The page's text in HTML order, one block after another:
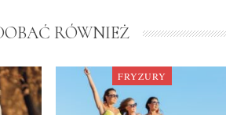
RÓWNIEŻ
FRYZURY